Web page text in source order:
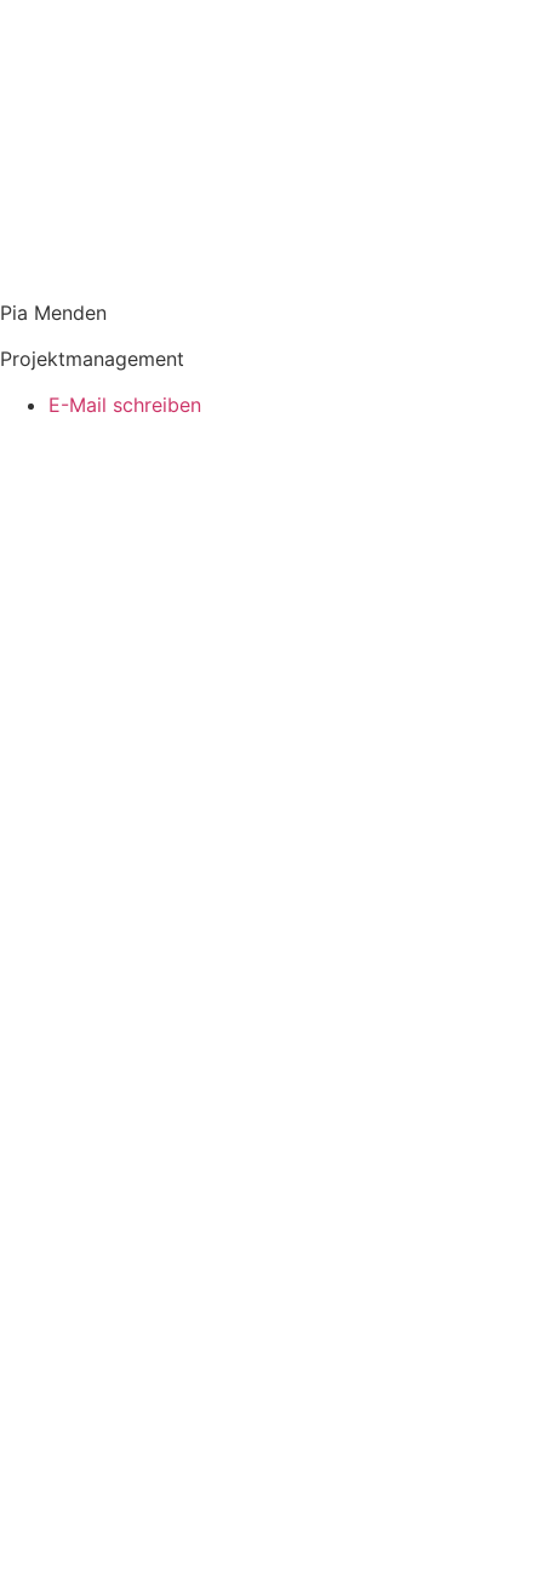
Pia Menden
Projektmanagement
E-Mail schreiben